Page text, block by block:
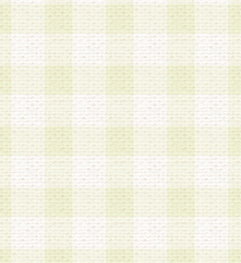
が適切と判 断する方法・手段に
とします。
者が18歳未満、成年被後見人、被
、親権者などの法定代理人の同
します。なお、義務教育学齢に該
登録時に 当社が別途定める方法
手続きを行うものとします。
方法
は、会員登録希望者本人が行う
られないものとします。